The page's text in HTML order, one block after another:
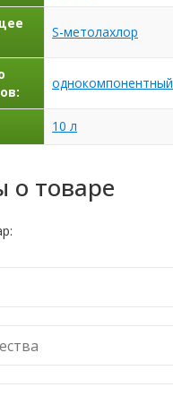
S-метолахлор
однокомпонентный
10 л
о товаре